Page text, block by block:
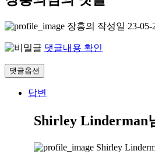
장흥의 작성일 23-05-
댓글내용 확인
댓글옵션
답변
Shirley Linderman
Shirley